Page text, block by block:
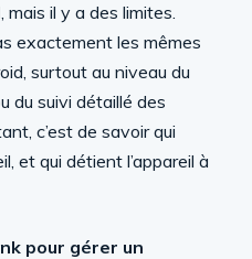
, mais il y a des limites.
exactement les mêmes
surtout au niveau du
du suivi détaillé des
c’est de savoir qui
et qui détient l’appareil à
pour gérer un